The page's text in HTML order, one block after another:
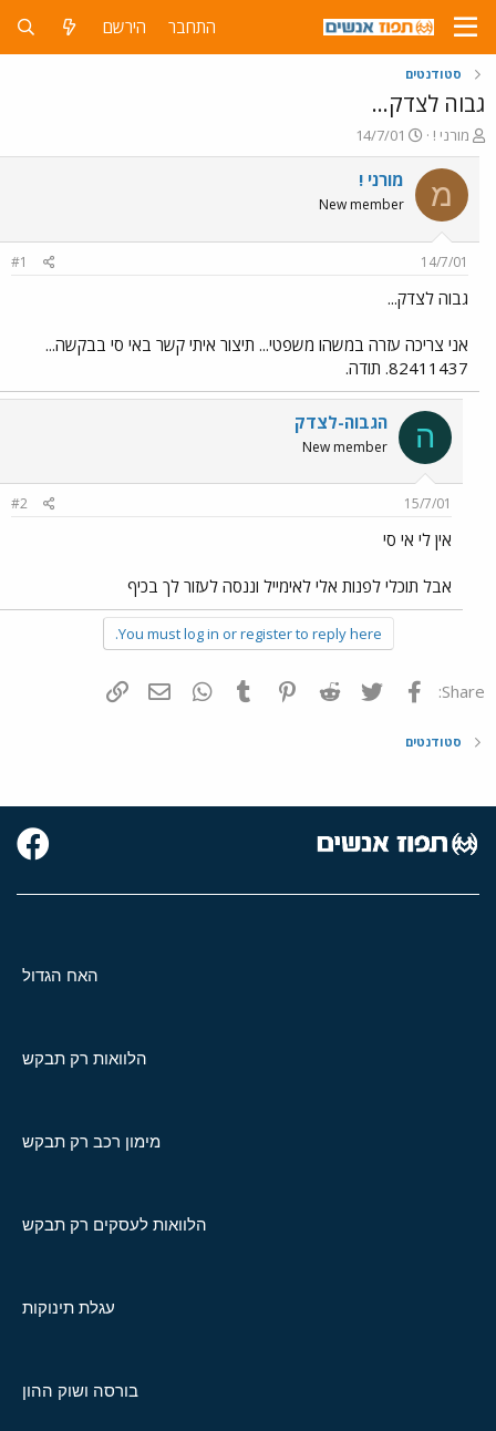
התחבר הירשם
סטודנטים
גבוה לצדק...
פ
ו
ת
ח
ה
ש
א
מורני !
פ
ו
ר
ם
ר
14/7/01
מ מורני !
New member
14/7/01
#1
גבוה לצדק...
אני צריכה עזרה במשהו משפטי... תיצור איתי קשר באי סי בבקשה...
82411437. תודה.
ה הגבוה-לצדק
New member
15/7/01
#2
אין לי אי סי
אבל תוכלי לפנות אלי לאימייל וננסה לעזור לך בכיף
You must log in or register to reply here.
Share: פייסבוק Twitter
Reddit
Pinterest
Tumblr
WhatsAppדואר אלקטרוני
סטודנטים
האח הגדול
הלוואות רק תבקש
מימון רכב רק תבקש
הלוואות לעסקים רק תבקש
עגלת תינוקות
בורסה ושוק ההון